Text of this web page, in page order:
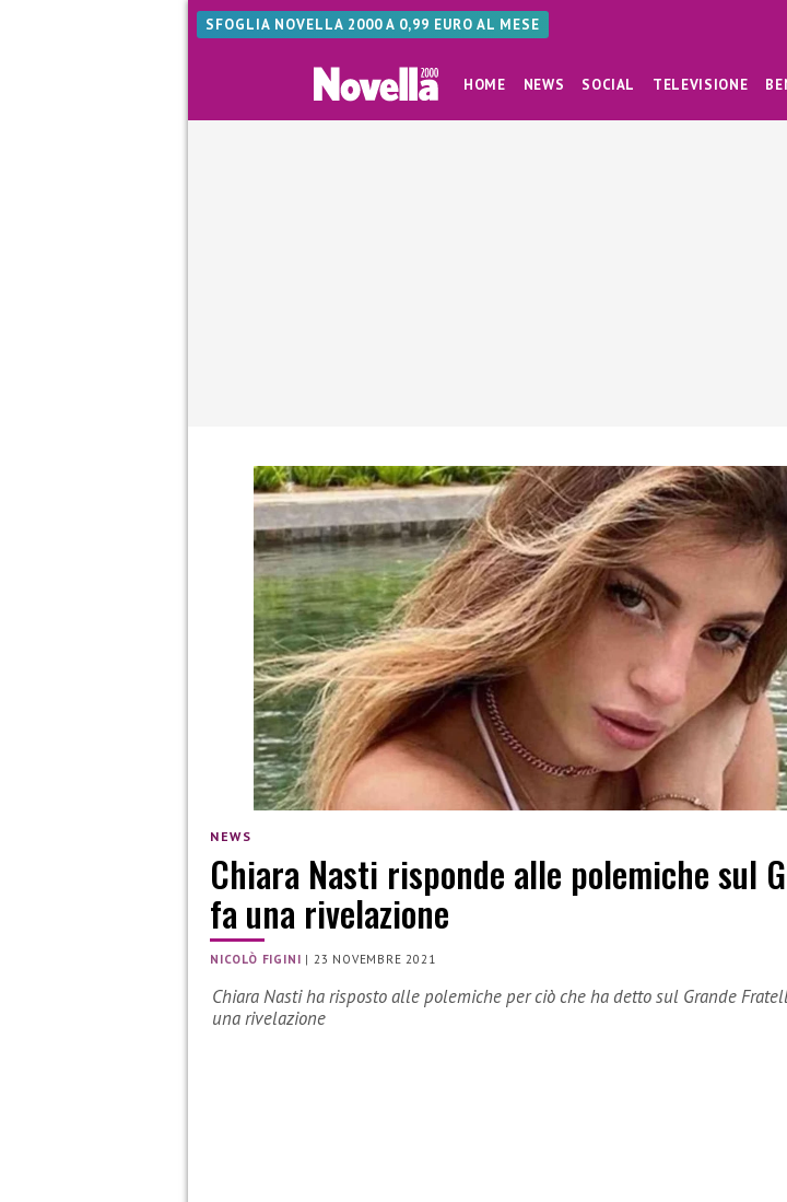
SFOGLIA NOVELLA 2000 A 0,99 EURO AL MESE
HOME NEWS SOCIAL TELEVISIONE
NEWS
Chiara Nasti risponde alle polemiche sul
fa una rivelazione
NICOLÒ FIGINI | 23 NOVEMBRE 2021
Chiara Nasti ha risposto alle polemiche per ciò che ha detto sul Grande
una rivelazione